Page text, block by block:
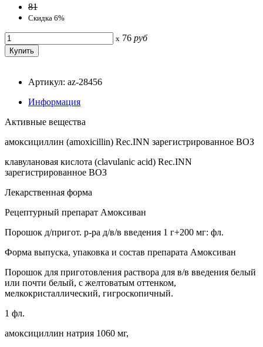
81
Скидка 6%
x 76 руб
Артикул: az-28456
Информация
Активные вещества
амоксициллин (amoxicillin) Rec.INN зарегистрированное ВОЗ
клавулановая кислота (clavulanic acid) Rec.INN
зарегистрированное ВОЗ
Лекарственная форма
Рецептурный препарат Амоксиван
Порошок д/пригот. р-ра д/в/в введения 1 г+200 мг: фл.
Форма выпуска, упаковка и состав препарата Амоксиван
Порошок для приготовления раствора для в/в введения белый
или почти белый, с желтоватым оттенком,
мелкокристаллический, гигроскопичный.
1 фл.
амоксициллин натрия 1060 мг,